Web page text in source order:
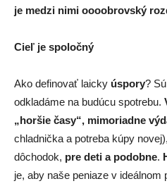
je medzi nimi oooobrovský
Cieľ je spoločný
Ako definovať laicky úspory?
odkladáme na budúcu spotrebu.
„horšie časy“, mimoriadne
chladnička a potreba kúpy
dôchodok, pre deti a podobne.
je, aby naše peniaze v ideálnom